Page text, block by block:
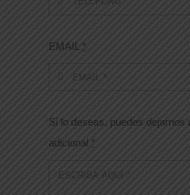
EMAIL *
Si lo deseas, puedes dejarnos
adicional *